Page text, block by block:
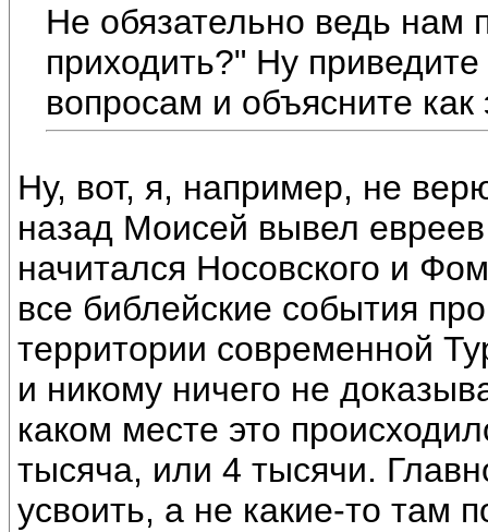
Не обязательно ведь нам
приходить?" Ну
вопросам и объясните как
Ну, вот, я, например, не
назад Моисей вывел
начитался Носовского и
все библейские события
территории современной
и никому ничего не
каком месте это
тысяча, или 4 тысячи.
усвоить, а не какие-то там